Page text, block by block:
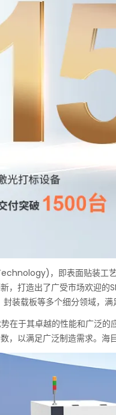
，即表面贴装工艺
，打造出了广受市场欢迎
装载板等多个细分领域，
在于其卓越的性能和广泛
，以满足广泛制造需求。海